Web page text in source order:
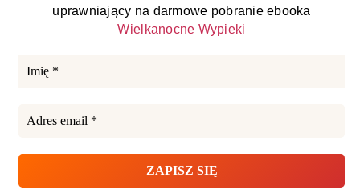
uprawniający na darmowe pobranie ebooka
Wielkanocne Wypieki